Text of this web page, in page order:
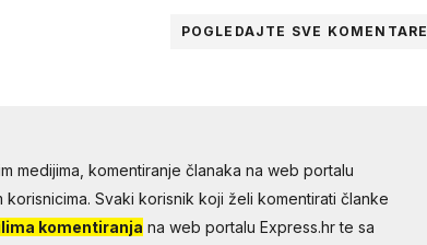
POGLEDAJTE SVE KOMENTARE
medijima, komentiranje članaka na web portalu
Svaki korisnik koji želi komentirati članke
komentiranja na web portalu Express.hr te sa